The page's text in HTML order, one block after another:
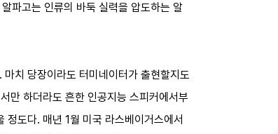
파고는 인류의 바둑 실력을 압도하는 알
치 당장이라도 터미네이터가 출현할지도
만 하더라도 흔한 인공지능 스피커에서부
도다. 매년 1월 미국 라스베이거스에서